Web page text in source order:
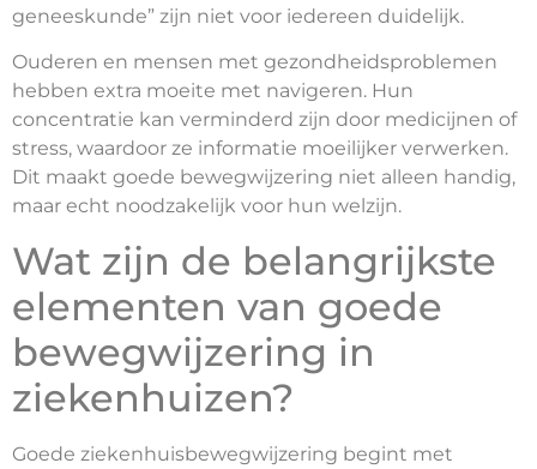
geneeskunde” zijn niet voor iedereen duidelijk.
Ouderen en mensen met gezondheidsproblemen
hebben extra moeite met navigeren. Hun
concentratie kan verminderd zijn door medicijnen of
stress, waardoor ze informatie moeilijker verwerken.
Dit maakt goede bewegwijzering niet alleen handig,
maar echt noodzakelijk voor hun welzijn.
Wat zijn de belangrijkste
elementen van goede
bewegwijzering in
ziekenhuizen?
Goede ziekenhuisbewegwijzering begint met